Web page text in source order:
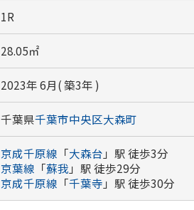
1R
28.05㎡
2023年 6月( 築3年 )
千葉県千葉市中央区大森町
京成千原線 「大森台 」駅 徒歩3分
京葉線 「蘇我 」駅 徒歩29分
京成千原線 「千葉寺 」駅 徒歩30分